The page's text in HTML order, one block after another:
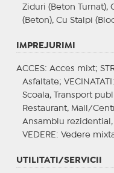
Ziduri (Beton Turnat),
(Beton), Cu Stalpi
IMPREJURIMI
ACCES: Acces mixt;
Asfaltate; VECINATATI
Scoala, Transport
Restaurant, Mall/
Ansamblu rezidential,
VEDERE : Vedere
UTILITATI/SERVICII